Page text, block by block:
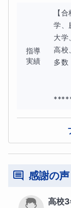
指導
実績
【
学、
大学
高校
多数
感謝の声
高校